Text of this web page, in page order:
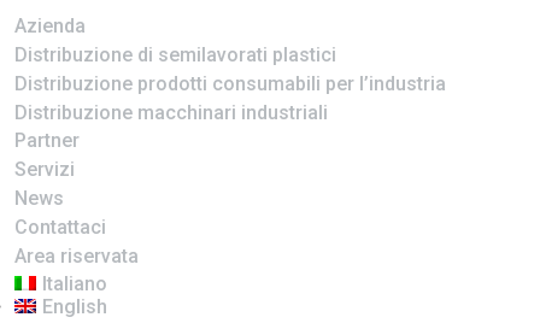
Azienda
Distribuzione di semilavorati plastici
Distribuzione prodotti consumabili per l’industria
Distribuzione macchinari industriali
Partner
Servizi
News
Contattaci
Area riservata
Italiano
English